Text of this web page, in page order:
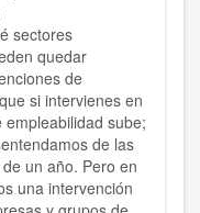
sectores
quedar
de
si intervienes en
sube;
de las
un año. Pero en
una intervención